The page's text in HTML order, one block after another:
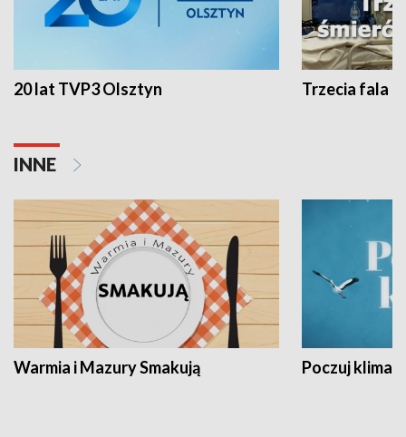
20 lat TVP3 Olsztyn Trzecia fala -
INNE
Warmia i Mazury Smakują Poczuj klimat